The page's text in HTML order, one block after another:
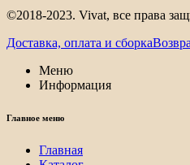
©2018-2023. Vivat, все права
Доставка, оплата и сборка
Меню
Информация
Главное меню
Главная